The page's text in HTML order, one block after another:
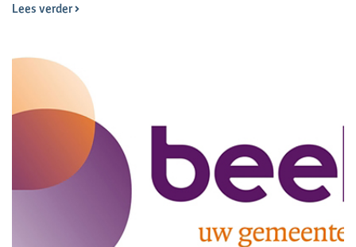
Lees verder